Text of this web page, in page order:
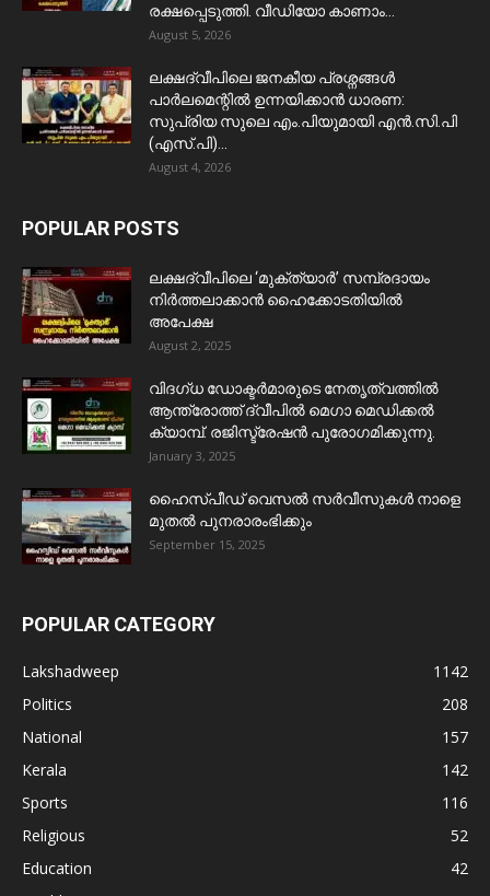
രക്ഷപ്പെടുത്തി. വീഡിയോ കാണാം...
August 5, 2026
ലക്ഷദ്വീപിലെ ജനകീയ പ്രശ്നങ്ങൾ
പാർലമെന്റിൽ ഉന്നയിക്കാൻ ധാരണ:
സുപ്രിയ സുലെ എം.പിയുമായി എൻ.സി.പി
(എസ്.പി)...
August 4, 2026
POPULAR POSTS
ലക്ഷദ്വീപിലെ ‘മുക്ത്യാർ’ സമ്പ്രദായം
നിർത്തലാക്കാൻ ഹൈക്കോടതിയിൽ
അപേക്ഷ
August 2, 2025
വിദഗ്ധ ഡോക്ടർമാരുടെ നേതൃത്വത്തിൽ
ആന്ത്രോത്ത് ദ്വീപിൽ മെഗാ മെഡിക്കൽ
ക്യാമ്പ്. രജിസ്ട്രേഷൻ പുരോഗമിക്കുന്നു.
January 3, 2025
ഹൈസ്പീഡ് വെസൽ സർവീസുകൾ നാളെ
മുതൽ പുനരാരംഭിക്കും
September 15, 2025
POPULAR CATEGORY
Lakshadweep
1142
Politics
208
National
157
Kerala
142
Sports
116
Religious
52
Education
42